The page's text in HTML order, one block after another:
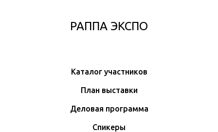
РАППА ЭКСПО
Каталог участников
План выставки
Деловая программа
Спикеры